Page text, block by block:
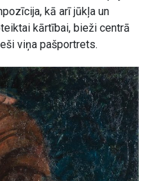
kā arī jūkļa un
kārtībai, bieži centrā
viņa pašportrets.